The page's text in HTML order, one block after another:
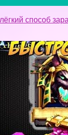
способ